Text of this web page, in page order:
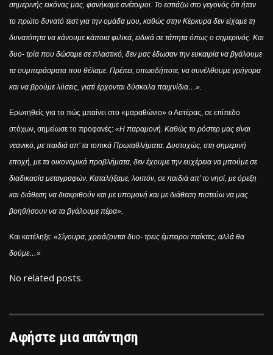
σημερινής εικόνας μας, φανήκαμε ανέτοιμοι. Το εστιάζω στο γεγονός ότι ήταν
το πρώτο δυνατό τεστ για την ομάδα μου, καθώς στην Κέρκυρα δεν είχαμε τη
δυνατότητα να κάνουμε κάποια φιλικά, ειδικά σε τάπητα όπως ο σημερινός. Και
δυο- τρία που δώσαμε σε πλαστικό, δεν μας έδωσαν την ευκαιρία να βγάλουμε
τα συμπεράσματα που θέλαμε. Πρέπει, οπωσδήποτε, να συνέλθουμε γρήγορα
και να βρούμε λύσεις, γιατί έρχονται δύσκολα παιχνίδια…».
Ερωτηθείς για το πώς μπαίνει στο «μαραθώνιο» ο Αστέρας, σε επίπεδο
στόχων, σημείωσε το προφανές: «Η παραμονή. Καθώς το ρόστερ μας είναι
νεανικό, με παιδιά απ’ τα τοπικά Πρωταθλήματα. Δυστυχώς, στη σημερινή
εποχή, με τα οικονομικά προβλήματα, δεν έχουμε την ευχέρεια να μπούμε σε
διαδικασία μεταγραφών. Καταλήξαμε, λοιπόν, σε παιδιά απ’ το νησί, με όρεξη
και διάθεση να διακριθούν και με υπομονή και με διάθεση πιστεύω να μας
βοηθήσουν να τα βγάλουμε πέρα».
Και κατέληξε: «Σίγουρα, χρειάζονται δυο- τρεις έμπειροι παίκτες, αλλά θα
δούμε…»
No related posts.
Αφήστε μια απάντηση